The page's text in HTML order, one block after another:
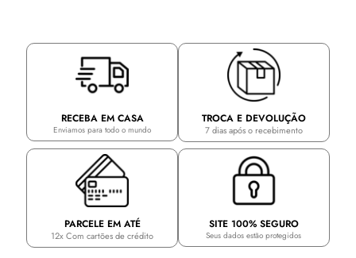
RECEBA EM CASA
Enviamos para todo o mundo
TROCA E DEVOLUÇÃO
7 dias após o recebimento
PARCELE EM ATÉ
12x Com cartões de crédito
SITE 100% SEGURO
Seus dados estão protegidos